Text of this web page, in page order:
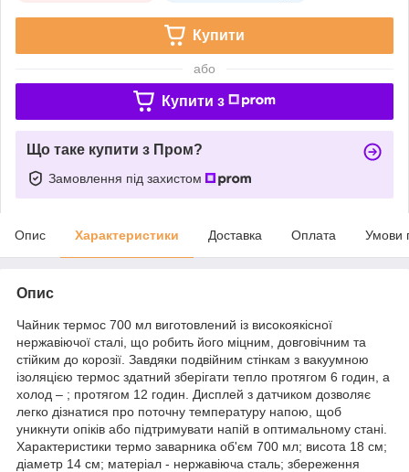
Купити
або
Купити з
Що таке купити з Пром?
Замовлення під захистом
Опис Характеристики Доставка Оплата Умови
Опис
Чайник термос 700 мл виготовлений із високоякісної
нержавіючої сталі, що робить його міцним, довговічним та
стійким до корозії. Завдяки подвійним стінкам з вакуумною
ізоляцією термос здатний зберігати тепло протягом 6 годин, а
холод – ; протягом 12 годин. Дисплей з датчиком дозволяє
легко дізнатися про поточну температуру напою, щоб
уникнути опіків або підтримувати напій в оптимальному стані.
Характеристики термо заварника об'єм 700 мл; висота 18 см;
діаметр 14 см; матеріал - нержавіюча сталь; збереження